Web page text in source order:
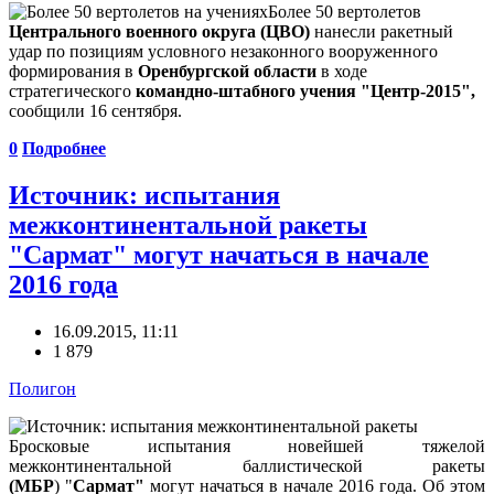
Более 50 вертолетов
Центрального военного округа (ЦВО) нанесли ракетный
удар по позициям условного незаконного вооруженного
формирования в Оренбургской области в ходе
стратегического командно-штабного учения "Центр-2015",
сообщили 16 сентября.
0 Подробнее
Источник: испытания
межконтинентальной ракеты
"Сармат" могут начаться в начале
2016 года
16.09.2015, 11:11
1 879
Полигон
Бросковые испытания новейшей тяжелой
межконтинентальной баллистической ракеты
(МБР) "Сармат" могут начаться в начале 2016 года. Об этом